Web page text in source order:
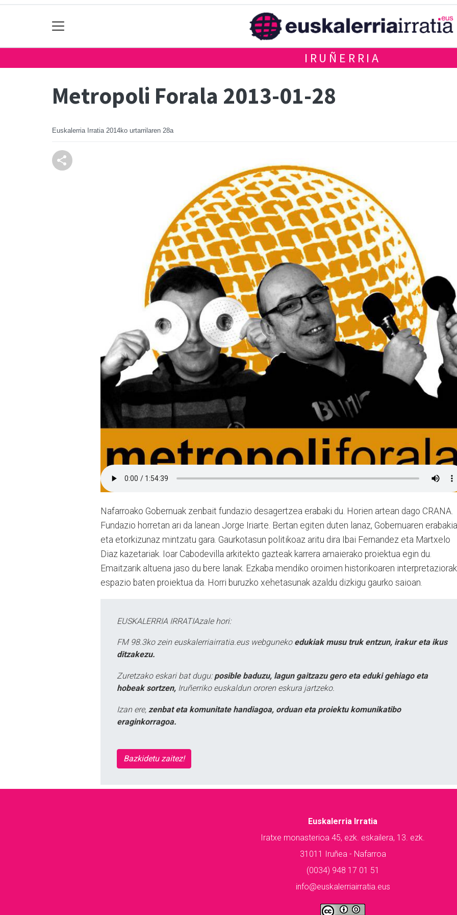
IRUÑERRIA
Metropoli Forala 2013-01-28
Euskalerria Irratia 2014ko urtarrilaren 28a
Nafarroako Gobernuak zenbait fundazio desagertzea erabaki du. Horien artean dago CRANA.
Fundazio horretan ari da lanean Jorge Iriarte. Bertan egiten duten lanaz, Gobernuaren
eta etorkizunaz mintzatu gara. Gaurkotasun politikoaz aritu dira Ibai Fernandez eta Martxelo
Diaz kazetariak. Ioar Cabodevilla arkitekto gazteak karrera amaierako proiektua egin du.
Emaitzarik altuena jaso du bere lanak. Ezkaba mendiko oroimen historikoaren
espazio baten proiektua da. Horri buruzko xehetasunak azaldu dizkigu gaurko saioan.
EUSKALERRIA IRRATIAzale hori:
FM 98.3ko zein euskalerriairratia.eus webguneko edukiak musu truk entzun, irakur eta ikus
ditzakezu.
Zuretzako eskari bat dugu: posible baduzu, lagun gaitzazu gero eta eduki gehiago eta
hobeak sortzen, Iruñerriko euskaldun ororen eskura jartzeko.
Izan ere, zenbat eta komunitate handiagoa, orduan eta proiektu komunikatibo
eraginkorragoa.
Bazkidetu zaitez!
Euskalerria Irratia
Iratxe monasterioa 45, ezk. eskailera, 13. ezk.
31011 Iruñea - Nafarroa
(0034) 948 17 01 51
info@euskalerriairratia.eus